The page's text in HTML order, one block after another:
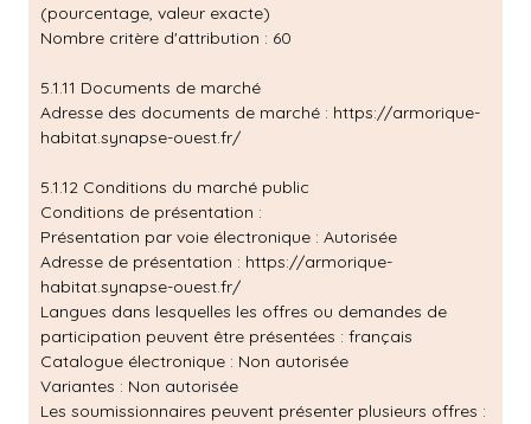
(pourcentage, valeur exacte)
Nombre critère d'attribution : 60
5.1.11 Documents de marché
Adresse des documents de marché : https://armorique-
habitat.synapse-ouest.fr/
5.1.12 Conditions du marché public
Conditions de présentation :
Présentation par voie électronique : Autorisée
Adresse de présentation : https://armorique-
habitat.synapse-ouest.fr/
Langues dans lesquelles les offres ou demandes de
participation peuvent être présentées : français
Catalogue électronique : Non autorisée
Variantes : Non autorisée
Les soumissionnaires peuvent présenter plusieurs offres :